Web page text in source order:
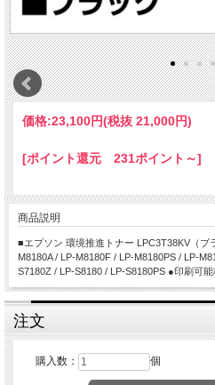
価格:23,100円(税抜 21,000円)
[ポイント還元 231ポイント～]
商品説明
■エプソン 環境推進トナー LPC3T38KV（ブ
M8180A / LP-M8180F / LP-M8180PS / LP-
S7180Z / LP-S8180 / LP-S8180PS ●印刷可
注文
購入数： 個